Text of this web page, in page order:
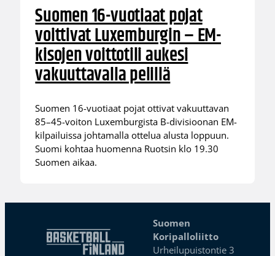
Suomen 16-vuotiaat pojat
voittivat Luxemburgin – EM-
kisojen voittotili aukesi
vakuuttavalla pelillä
Suomen 16-vuotiaat pojat ottivat vakuuttavan
85–45-voiton Luxemburgista B-divisioonan EM-
kilpailuissa johtamalla ottelua alusta loppuun.
Suomi kohtaa huomenna Ruotsin klo 19.30
Suomen aikaa.
Suomen
Koripalloliitto
Urheilupuistontie 3